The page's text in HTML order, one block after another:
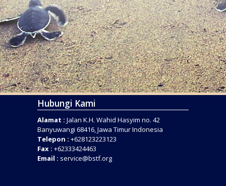
Hubungi Kami
Alamat : Jalan K.H. Wahid Hasyim no. 42
Banyuwangi 68416, Jawa Timur Indonesia
Telepon : +628123223123
Fax : +62333424463
Email : service@bstf.org